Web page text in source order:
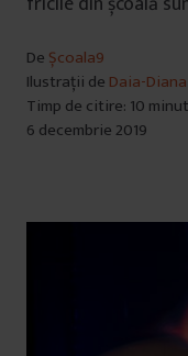
De Școala9
Ilustrații de Daia-
Timp de citire: 10
6 decembrie 2019